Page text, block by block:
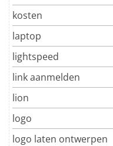
kosten
laptop
lightspeed
link aanmelden
lion
logo
logo laten ontwerpen